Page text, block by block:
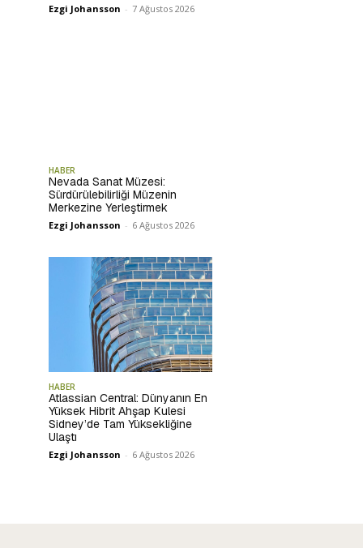
Ezgi Johansson - 7 Ağustos 2026
HABER
Nevada Sanat Müzesi:
Sürdürülebilirliği Müzenin
Merkezine Yerleştirmek
Ezgi Johansson - 6 Ağustos 2026
HABER
Atlassian Central: Dünyanın En
Yüksek Hibrit Ahşap Kulesi
Sidney’de Tam Yüksekliğine
Ulaştı
Ezgi Johansson - 6 Ağustos 2026